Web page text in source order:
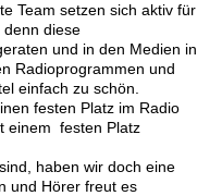
Team setzen sich aktiv für
denn diese
und in den Medien in
Radioprogrammen und
einfach zu schön.
festen Platz im Radio
einem festen Platz
haben wir doch eine
und Hörer freut es